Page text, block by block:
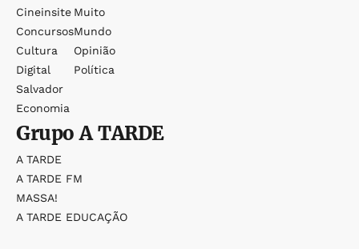
Cineinsite
Concursos
Cultura
Digital
Salvador
Economia
Muito
Mundo
Opinião
Política
GrupoA TARDE
A TARDE
A TARDE FM
MASSA!
A TARDE EDUCAÇÃO